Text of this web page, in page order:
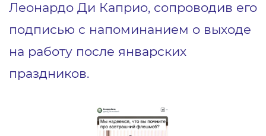
Леонардо Ди Каприо, сопроводив его
подписью с напоминанием о выходе
на работу после январских
праздников.